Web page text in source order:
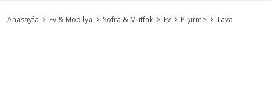
Anasayfa Ev & Mobilya Sofra & Mutfak Ev Pişirme Tava